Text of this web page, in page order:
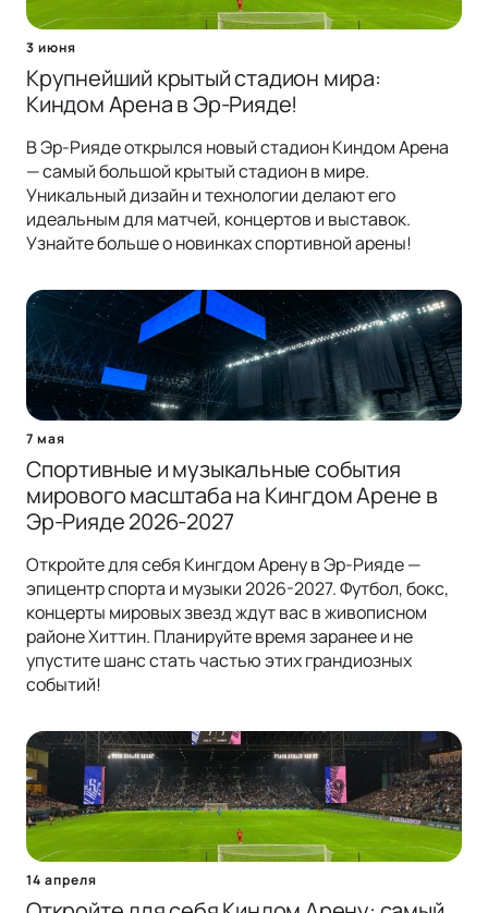
3 июня
Крупнейший крытый стадион мира:
Киндом Арена в Эр-Рияде!
В Эр-Рияде открылся новый стадион Киндом Арена
— самый большой крытый стадион в мире.
Уникальный дизайн и технологии делают его
идеальным для матчей, концертов и выставок.
Узнайте больше о новинках спортивной арены!
7 мая
Спортивные и музыкальные события
мирового масштаба на Кингдом Арене в
Эр-Рияде 2026-2027
Откройте для себя Кингдом Арену в Эр-Рияде —
эпицентр спорта и музыки 2026-2027. Футбол, бокс,
концерты мировых звезд ждут вас в живописном
районе Хиттин. Планируйте время заранее и не
упустите шанс стать частью этих грандиозных
событий!
14 апреля